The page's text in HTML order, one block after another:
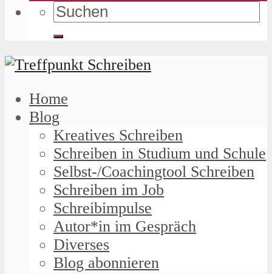
Home
Blog
Kreatives Schreiben
Schreiben in Studium und Schule
Selbst-/Coachingtool Schreiben
Schreiben im Job
Schreibimpulse
Autor*in im Gespräch
Diverses
Blog abonnieren